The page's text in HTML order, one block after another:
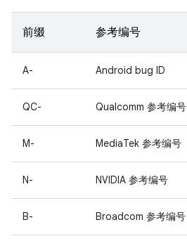
前缀 参考编号
A- Android bug ID
QC- Qualcomm 参考编号
M- MediaTek 参考编号
N- NVIDIA 参考编号
B- Broadcom 参考编号